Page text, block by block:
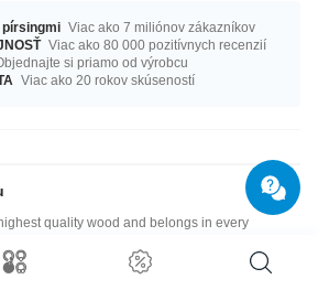
Viac ako 7 miliónov zákazníkov
Viac ako 80 000 pozitívnych recenzií
si priamo od výrobcu
Viac ako 20 rokov skúseností
quality wood and belongs in every
in seven different types of wood: Cherry,
Walnut, Maple and even Mahogany!